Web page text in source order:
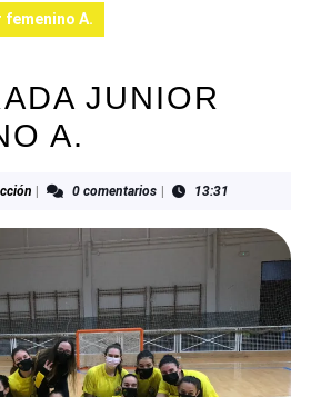
A.
JUNIOR
A.
Redacción0 comentarios 13:31